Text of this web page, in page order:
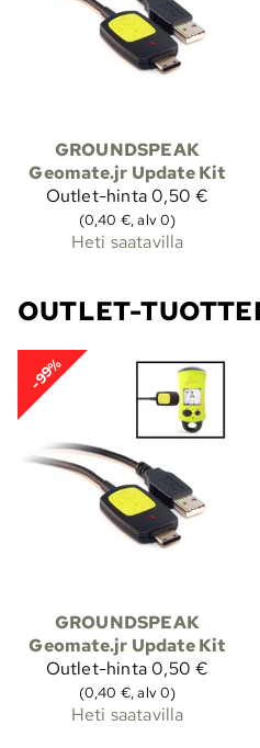
GROUNDSPEAK
Geomate.jr Update Kit
Outlet-hinta 0,50 €
(0,40 €, alv 0)
Heti saatavilla
OUTLET-
-99%
GROUNDSPEAK
Geomate.jr Update Kit
Outlet-hinta 0,50 €
(0,40 €, alv 0)
Heti saatavilla